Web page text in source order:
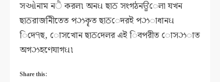
সઓনাম নੈ করল৷ অনઘ ছাਠ সংগঠনਊেলা যখন
ছাਠরাজনীিতেত পઝকৄত ছাਠেদরই পઝাধানઘ
িদে੧ছ, োসখােন ছাਠদেলর এই িবপরীত োসઝাত
অগઝহণেযাগઘ৷
Share this: